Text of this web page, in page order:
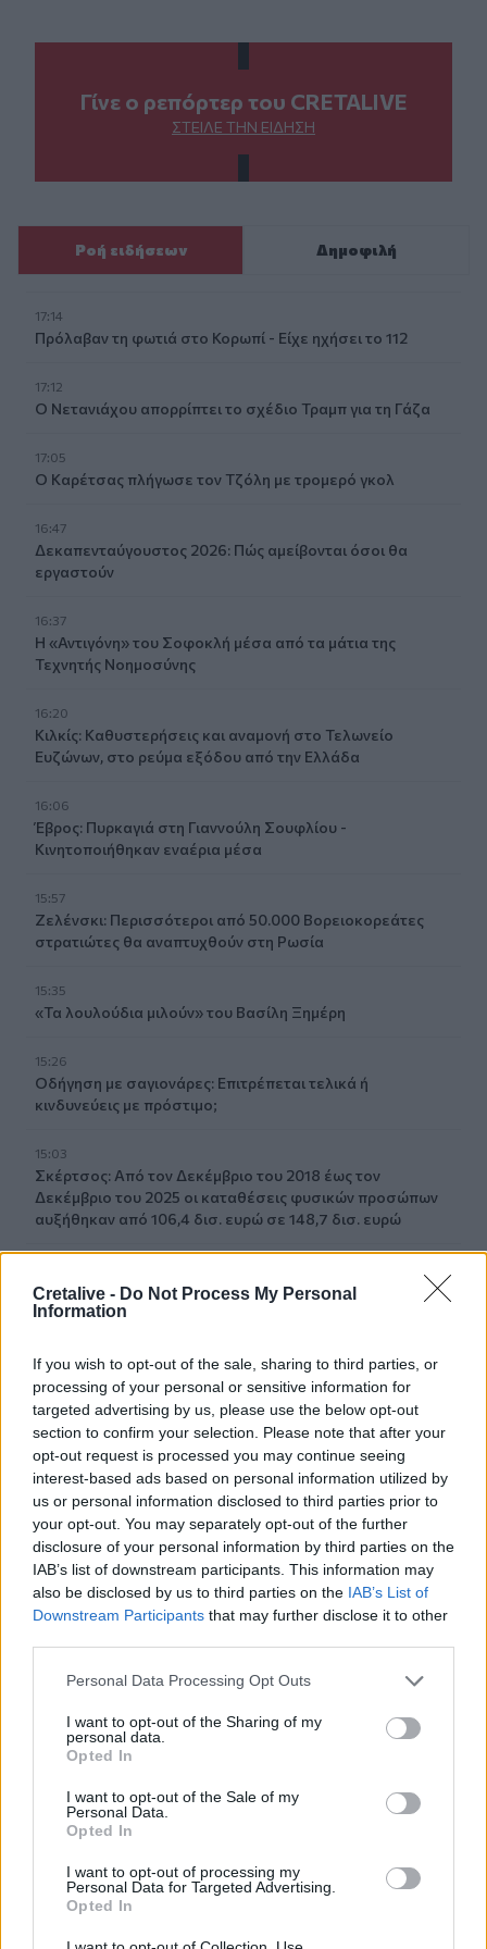
Cretalive - Do Not Process My Personal
Information
If you wish to opt-out of the sale, sharing to third parties, or
processing of your personal or sensitive information for
targeted advertising by us, please use the below opt-out
section to confirm your selection. Please note that after your
opt-out request is processed you may continue seeing
interest-based ads based on personal information utilized by
us or personal information disclosed to third parties prior to
your opt-out. You may separately opt-out of the further
disclosure of your personal information by third parties on the
IAB’s list of downstream participants. This information may
also be disclosed by us to third parties on the IAB’s List of
Downstream Participants that may further disclose it to other
Personal Data Processing Opt Outs
I want to opt-out of the Sharing of my
personal data.
Opted In
I want to opt-out of the Sale of my
Personal Data.
Opted In
I want to opt-out of processing my
Personal Data for Targeted Advertising.
Opted In
Γίνε ο ρεπόρτερ του CRETALIVE
ΣΤΕΊΛΕ ΤΗΝ ΕΊΔΗΣΗ
Ροή ειδήσεων Δημοφιλή
17:14
Πρόλαβαν τη φωτιά στο Κορωπί - Είχε ηχήσει το 112
17:12
Ο Νετανιάχου απορρίπτει το σχέδιο Τραμπ για τη Γάζα
17:05
Ο Καρέτσας πλήγωσε τον Τζόλη με τρομερό γκολ
16:47
Δεκαπενταύγουστος 2026: Πώς αμείβονται όσοι θα
εργαστούν
16:37
Η «Αντιγόνη» του Σοφοκλή μέσα από τα μάτια της
Τεχνητής Νοημοσύνης
16:20
Κιλκίς: Καθυστερήσεις και αναμονή στο Τελωνείο
Ευζώνων, στο ρεύμα εξόδου από την Ελλάδα
16:06
Έβρος: Πυρκαγιά στη Γιαννούλη Σουφλίου -
Κινητοποιήθηκαν εναέρια μέσα
15:57
Ζελένσκι: Περισσότεροι από 50.000 Βορειοκορεάτες
στρατιώτες θα αναπτυχθούν στη Ρωσία
15:35
«Τα λουλούδια μιλούν» του Βασίλη Ξημέρη
15:26
Οδήγηση με σαγιονάρες: Επιτρέπεται τελικά ή
κινδυνεύεις με πρόστιμο;
15:03
Σκέρτσος: Από τον Δεκέμβριο του 2018 έως τον
Δεκέμβριο του 2025 οι καταθέσεις φυσικών προσώπων
αυξήθηκαν από 106,4 δισ. ευρώ σε 148,7 δισ. ευρώ
Η Ελληνική Ολυμπιακή Επιτροπή ξεκινά τον καθαρισμό
των μαρμάρων του Παναθηναϊκού Σταδίου
14:45
POS και ταμειακές: βαριά πρόστιμα για όσους δε
συμμορφώνονται
14:39
To Moonlight Serenade στο καφέ του Αρχαιολογικού
Μουσείου Χανίων
14:17
Θ. Κοντογεώργης: Προεκλογική αλλά όχι παροχολογική η
ΔΕΘ
πεθάνει, παρά την αποκαθήλωση
Σε ετοιμότητα η πυροσβεστική στη Λέσβο
Κρήτη: Και την Δευτέρα (10/08) πολύ υψηλός ο κίνδυνος
πυρκαγιάς
Σκιάθος: Ανήλικος κατήγγειλε 17χρονο για βιασμό